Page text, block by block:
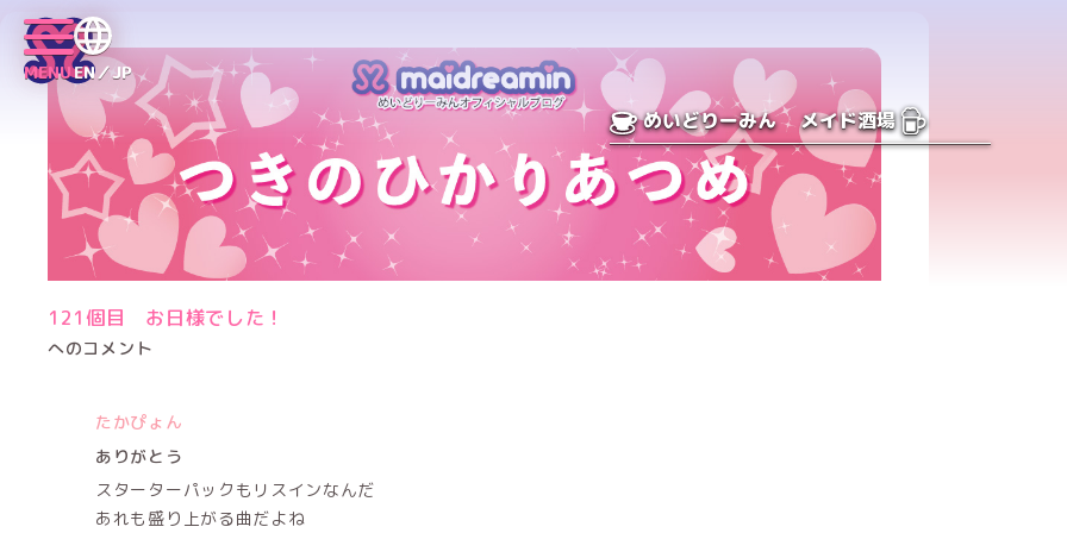
MENUEN／JP
めいどりーみん メイド酒場
121個目 お日様でした！
へのコメント
たかぴょん
ありがとう
スターターパックもリスインなんだ
あれも盛り上がる曲だよね